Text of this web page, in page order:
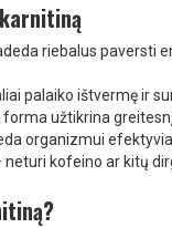
riebalus paversti
palaiko ištvermę ir
forma užtikrina
organizmui
neturi kofeino ar kitų